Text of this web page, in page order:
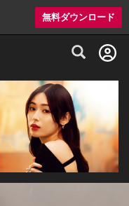
無料ダウンロード
レミアムレストラン予約